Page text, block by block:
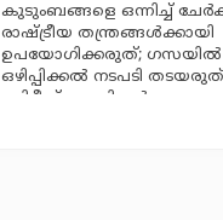
കുടുംബങ്ങളെ ഒന്നിച്ച്
രാഷ്ട്രീയ തന്ത്രങ്ങള്‍ക്കായി
ഉപയോഗിക്കരുത്; ഗസയില്‍
ഒഴിപ്പിക്കല്‍ നടപടി
ബ്രിട്ടീഷ് എം.പിമാര്‍